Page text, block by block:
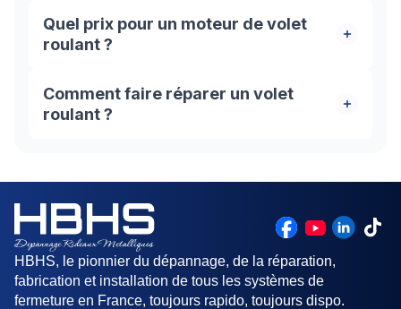
Quel prix pour un moteur de volet
roulant ?
Le prix pour motoriser un volet roulant se situe
entre 90 et 900 € TTC, hors frais d'installation. La
Comment faire réparer un volet
roulant ?
pourra effectuer différents types de réparations
compliquées, par exemple, le remplacement des
lames ou du tablier roulant
HBHS, le pionnier du dépannage, de la réparation,
fabrication et installation de tous les systèmes de
fermeture en France, toujours rapido, toujours dispo.